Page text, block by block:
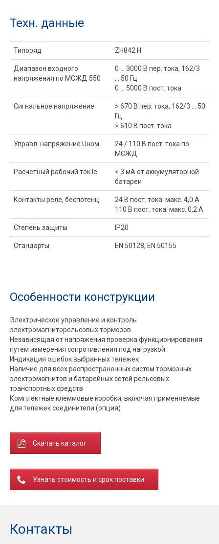
Техн. данные
Типоряд ZH842 H
Диапазон входного
напряжения по МСЖД 550
0 … 3000 В пер. тока, 162/3
… 50 Гц
0 … 5000 В пост. тока
Сигнальное напряжение
> 670 В пер. тока, 162/3 … 50
Гц
> 610 В пост. тока
Управл. напряжение Uном
24 / 110 В пост. тока по
МСЖД
Расчетный рабочий ток Ie
< 3 мА от аккумуляторной
батареи
Контакты реле, беспотенц
24 В пост. тока: макс. 4,0 A
110 В пост. тока: макс. 0,2 A
Степень защиты IP20
Стандарты EN 50128, EN 50155
Особенности конструкции
Электрическое управление и контроль
электромагниторельсовых тормозов
Независящая от напряжения проверка функционирования
путем измерения сопротивления под нагрузкой
Индикация ошибок выбранных тележек
Наличие для всех распространенных систем тормозных
электромагнитов и батарейных сетей рельсовых
транспортных средств
Комплектные клеммовые коробки, включая применяемые
для тележек соединители (опция)
Скачать каталог
Узнать стоимость и срок поставки
Контакты